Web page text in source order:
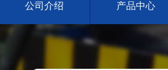
公司介绍 产品中心